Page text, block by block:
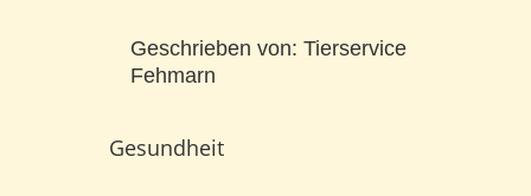
Geschrieben von: Tierservice
Fehmarn
Gesundheit